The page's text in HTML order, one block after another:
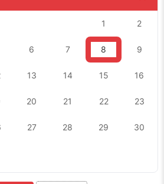
1 2
6 7 8 9
13 14 15 16
20 21 22 23
27 28 29 30